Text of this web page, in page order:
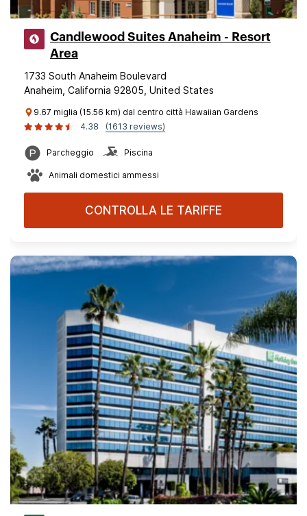
Candlewood Suites Anaheim - Resort
Area
1733 South Anaheim Boulevard
Anaheim, California 92805, United States
9.67 miglia (15.56 km) dal centro città Hawaiian Gardens
4.38
(1613 reviews)
Parcheggio Piscina
Animali domestici ammessi
CONTROLLA LE TARIFFE